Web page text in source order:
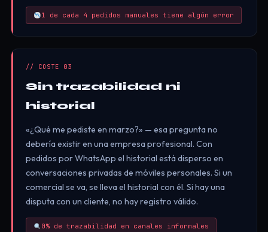
1 de cada 4 pedidos manuales tiene algún error
// COSTE 03
Sin trazabilidad ni
historial
«¿Qué me pediste en marzo?» — esa pregunta no
debería existir en una empresa profesional. Con
pedidos por WhatsApp el historial está disperso en
conversaciones privadas de móviles personales. Si un
comercial se va, se lleva el historial con él. Si hay una
disputa con un cliente, no hay registro válido.
0% de trazabilidad en canales informales